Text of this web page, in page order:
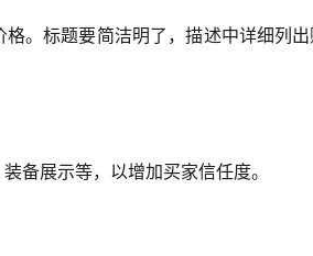
。标题要简洁明了，描述中详细列
备展示等，以增加买家信任度。